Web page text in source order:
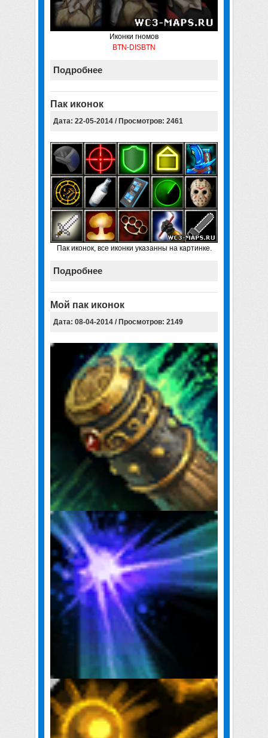
Иконки гномов
BTN-DISBTN
Подробнее
Пак иконок
Дата: 22-05-2014 / Просмотров: 2461
Пак иконок, все иконки указанны на картинке.
Подробнее
Мой пак иконок
Дата: 08-04-2014 / Просмотров: 2149